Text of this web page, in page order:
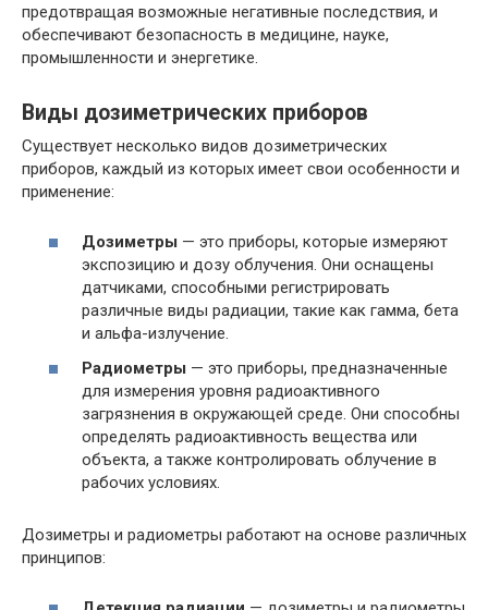
предотвращая возможные негативные последствия, и
обеспечивают безопасность в медицине, науке,
промышленности и энергетике.
Виды дозиметрических приборов
Существует несколько видов дозиметрических
приборов, каждый из которых имеет свои особенности и
применение:
Дозиметры — это приборы, которые измеряют
экспозицию и дозу облучения. Они оснащены
датчиками, способными регистрировать
различные виды радиации, такие как гамма, бета
и альфа-излучение.
Радиометры — это приборы, предназначенные
для измерения уровня радиоактивного
загрязнения в окружающей среде. Они способны
определять радиоактивность вещества или
объекта, а также контролировать облучение в
рабочих условиях.
Дозиметры и радиометры работают на основе различных
принципов: